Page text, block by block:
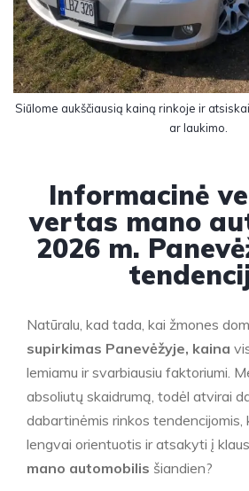
Informacinė
vertas mano
2026 m.
Natūralu, kad tada, kai žmones
supirkimas Panevėžyje, kaina
lemiamu ir svarbiausiu faktoriumi.
absoliutų skaidrumą, todėl atvirai
dabartinėmis rinkos tendencijomis,
lengvai orientuotis ir atsakyti į
mano automobilis šiandien?
Siūlome aukščiausią kainą rinkoje ir
ar laukimo.